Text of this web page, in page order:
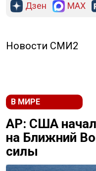
Дзен MAX
Новости СМИ2
В МИРЕ
АР: США
на Ближний
силы